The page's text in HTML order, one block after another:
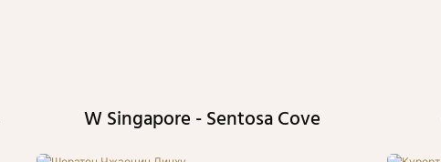
W Singapore - Sentosa Cove